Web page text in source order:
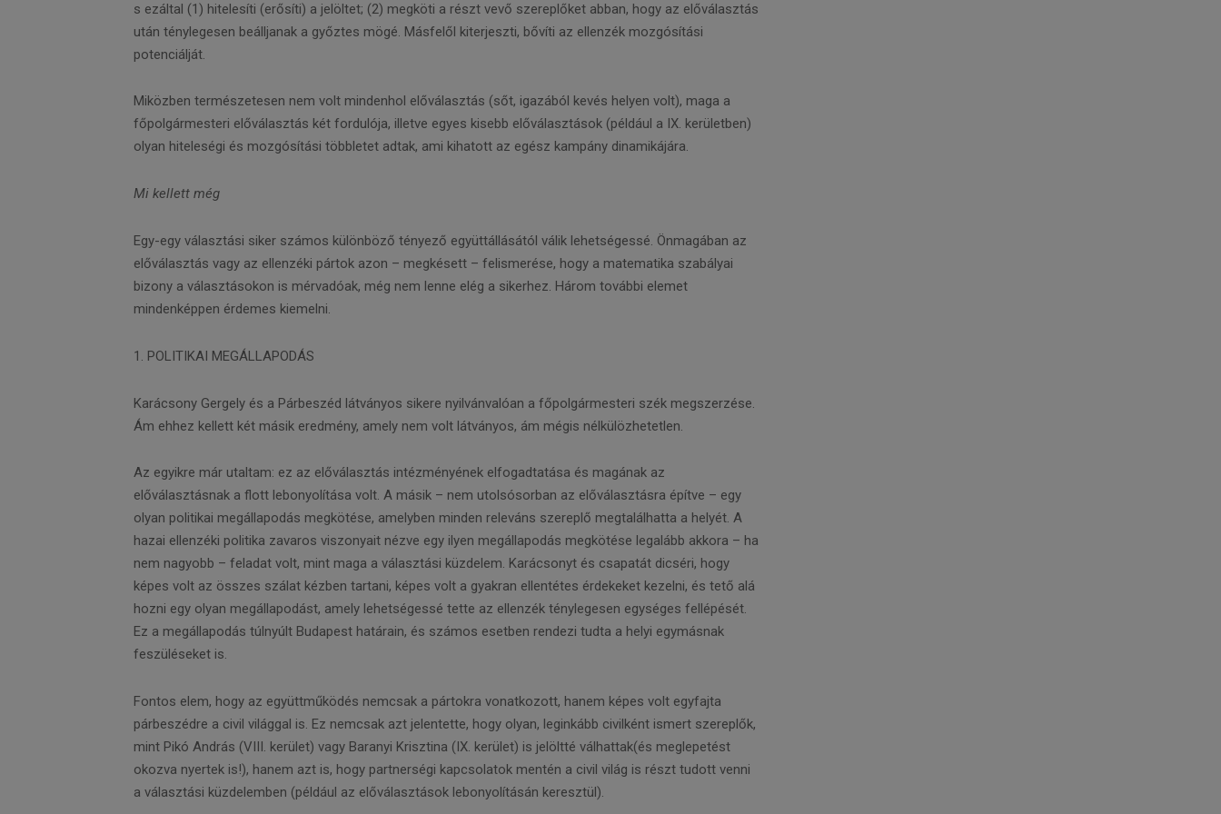
s ezáltal (1) hitelesíti (erősíti) a jelöltet; (2) megköti a részt vevő szereplőket abban, hogy az előválasztás
után ténylegesen beálljanak a győztes mögé. Másfelől kiterjeszti, bővíti az ellenzék mozgósítási
potenciálját.
Miközben természetesen nem volt mindenhol előválasztás (sőt, igazából kevés helyen volt), maga a
főpolgármesteri előválasztás két fordulója, illetve egyes kisebb előválasztások (például a IX. kerületben)
olyan hiteleségi és mozgósítási többletet adtak, ami kihatott az egész kampány dinamikájára.
Mi kellett még
Egy-egy választási siker számos különböző tényező együttállásától válik lehetségessé. Önmagában az
előválasztás vagy az ellenzéki pártok azon – megkésett – felismerése, hogy a matematika szabályai
bizony a választásokon is mérvadóak, még nem lenne elég a sikerhez. Három további elemet
mindenképpen érdemes kiemelni.
1. POLITIKAI MEGÁLLAPODÁS
Karácsony Gergely és a Párbeszéd látványos sikere nyilvánvalóan a főpolgármesteri szék megszerzése.
Ám ehhez kellett két másik eredmény, amely nem volt látványos, ám mégis nélkülözhetetlen.
Az egyikre már utaltam: ez az előválasztás intézményének elfogadtatása és magának az
előválasztásnak a flott lebonyolítása volt. A másik – nem utolsósorban az előválasztásra építve – egy
olyan politikai megállapodás megkötése, amelyben minden releváns szereplő megtalálhatta a helyét. A
hazai ellenzéki politika zavaros viszonyait nézve egy ilyen megállapodás megkötése legalább akkora – ha
nem nagyobb – feladat volt, mint maga a választási küzdelem. Karácsonyt és csapatát dicséri, hogy
képes volt az összes szálat kézben tartani, képes volt a gyakran ellentétes érdekeket kezelni, és tető alá
hozni egy olyan megállapodást, amely lehetségessé tette az ellenzék ténylegesen egységes fellépését.
Ez a megállapodás túlnyúlt Budapest határain, és számos esetben rendezi tudta a helyi egymásnak
feszüléseket is.
Fontos elem, hogy az együttműködés nemcsak a pártokra vonatkozott, hanem képes volt egyfajta
párbeszédre a civil világgal is. Ez nemcsak azt jelentette, hogy olyan, leginkább civilként ismert szereplők,
mint Pikó András (VIII. kerület) vagy Baranyi Krisztina (IX. kerület) is jelöltté válhattak(és meglepetést
okozva nyertek is!), hanem azt is, hogy partnerségi kapcsolatok mentén a civil világ is részt tudott venni
a választási küzdelemben (például az előválasztások lebonyolításán keresztül).